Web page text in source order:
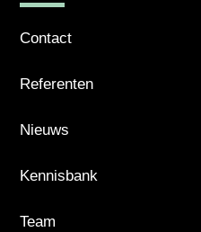
Contact
Referenten
Nieuws
Kennisbank
Team